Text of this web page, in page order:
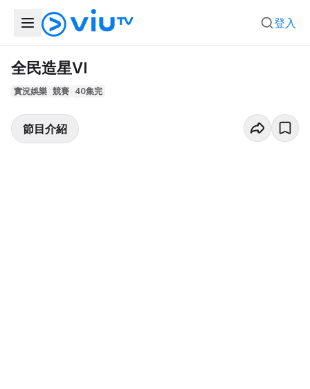
登入
全民造星VI
實況娛樂 競賽 40集完
節目介紹